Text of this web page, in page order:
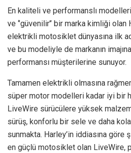
En kaliteli ve performanslı
ve ‘’güvenilir’’ bir marka kimliği
elektrikli motosiklet dünyasına ilk
ve bu modeliyle de markanın
performansı müşterilerine sunuyor.
Tamamen elektrikli olmasına
süper motor modelleri kadar iyi bir
LiveWire sürücülere yüksek
sürüş, konforlu bir sele ve daha
sunmakta. Harley’in iddiasına
en güçlü motosiklet olan LiveWire,